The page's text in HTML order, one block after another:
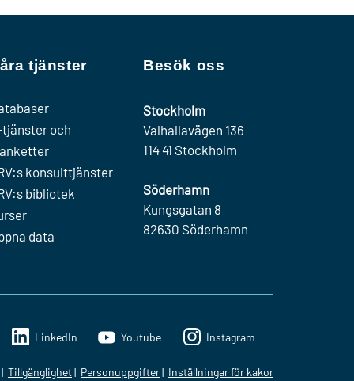
tjänster
och
konsulttjänster
bibliotek
data
Besök oss
Stockholm
Valhallavägen 136
114 41 Stockholm
Söderhamn
Kungsgatan 8
82630 Söderhamn
LinkedIn Youtube Instagram
Tillgänglighet Personuppgifter Inställningar för kakor